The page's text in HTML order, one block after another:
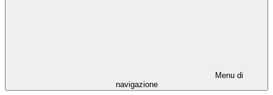
Menu di
navigazione